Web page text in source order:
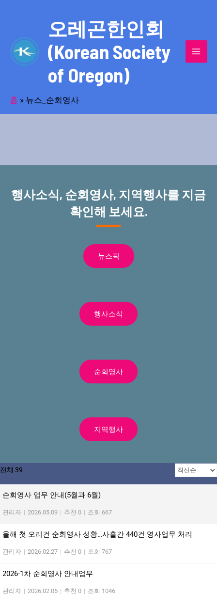
오레곤한인회
(Korean Society
of Oregon)
홈 » 뉴스_순회영사
반세기의 세월을 품고 동포사회를 섬겨온
오레곤한인회!
행사소식, 순회영사, 지역행사를 지금
확인해 보세요.
뉴스픽
행사소식
순회영사
지역행사
전체 39
순회영사 업무 안내(5월과 6월)
관리자 | 2026.05.09 | 추천 0 | 조회 667
올해 첫 오리건 순회영사 성황…사흘간 440건 영사업무 처리
관리자 | 2026.02.27 | 추천 0 | 조회 767
2026-1차 순회영사 안내업무
관리자 | 2026.02.05 | 추천 0 | 조회 1046